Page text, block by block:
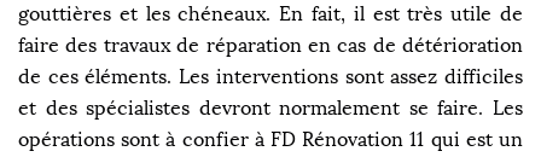
gouttières et les chéneaux. En fait, il est très utile de
faire des travaux de réparation en cas de détérioration
de ces éléments. Les interventions sont assez difficiles
et des spécialistes devront normalement se faire. Les
opérations sont à confier à FD Rénovation 11 qui est un